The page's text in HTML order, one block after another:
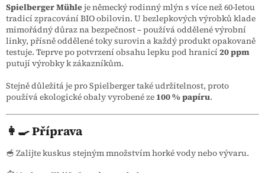
Spielberger Mühleje německý rodinný mlýn s více než 60-letou
tradicí zpracování BIO obilovin. U bezlepkových výrobků klade
mimořádný důraz na bezpečnost – používá oddělené výrobní
linky, přísně oddělené toky surovin a každý produkt opakovaně
testuje. Teprve po potvrzení obsahu lepku pod hranicí 20 ppm
putují výrobky k zákazníkům.
Stejně důležitá je pro Spielberger také udržitelnost, proto
používá ekologické obaly vyrobené ze 100 % papíru.
👩‍🍳 Příprava
🥣 Zalijte kuskus stejným množstvím horké vody nebo vývaru.